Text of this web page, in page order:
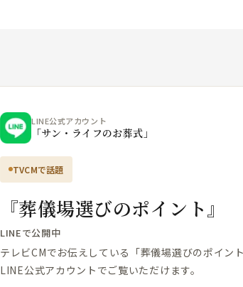
LINE公式アカウント
「サン・ライフのお葬式」
TVCMで話題
『葬儀場選びのポイント』
LINEで公開中
テレビCMでお伝えしている「葬儀場選びのポイント
LINE公式アカウントでご覧いただけます。